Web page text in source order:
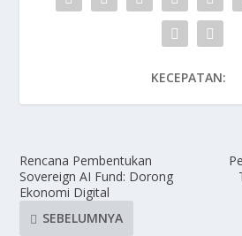
KECEPATAN:
Rencana Pembentukan
Sovereign AI Fund: Dorong
Ekonomi Digital
SEBELUMNYA